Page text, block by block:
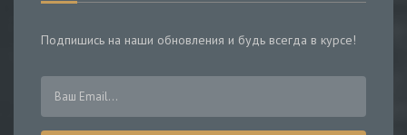
Подпишись на наши обновления и будь всегда в курсе!